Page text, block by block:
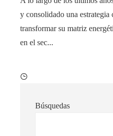
y consolidado una estrategia
transformar su matriz
en el sec...
Búsquedas